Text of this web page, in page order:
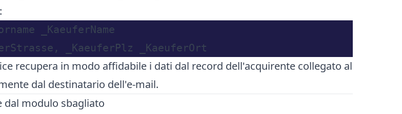
_KaeuferName
recupera in modo affidabile i dati dal record dell'acquirente collegato al
dal destinatario dell'e-mail.
dal modulo sbagliato